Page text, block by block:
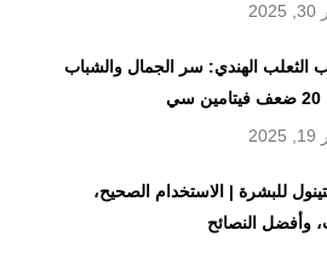
الثعلب الهندي: سر الجمال والشباب
للبشرة | الاستخدام الصحيح،
وأفضل النصائح